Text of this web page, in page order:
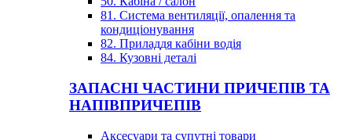
81. Система вентиляції, опалення та
кондиціонування
82. Приладдя кабіни водія
84. Кузовні деталі
ЗАПАСНІ ЧАСТИНИ ПРИЧЕПІВ ТА
НАПІВПРИЧЕПІВ
Аксесуари та супутні товари